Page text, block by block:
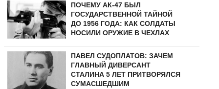
ПОЧЕМУ АК-47 БЫЛ
ГОСУДАРСТВЕННОЙ ТАЙНОЙ
ДО 1956 ГОДА: КАК СОЛДАТЫ
НОСИЛИ ОРУЖИЕ В ЧЕХЛАХ
ПАВЕЛ СУДОПЛАТОВ: ЗАЧЕМ
ГЛАВНЫЙ ДИВЕРСАНТ
СТАЛИНА 5 ЛЕТ ПРИТВОРЯЛСЯ
СУМАСШЕДШИМ